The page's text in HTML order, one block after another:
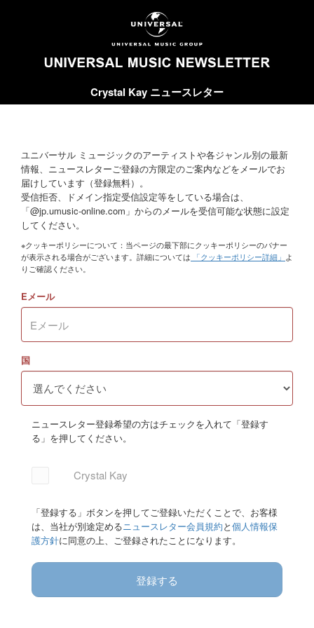
Crystal Kay ニュースレター
ユニバーサル ミュージックのアーティストや各ジャンル別の最新
情報、ニュースレターご登録の方限定のご案内などをメールでお
届けしています（登録無料）。
受信拒否、ドメイン指定受信設定等をしている場合は、
「@jp.umusic-online.com」からのメールを受信可能な状態に設定
してください。
※クッキーポリシーについて：当ページの最下部にクッキーポリシーのバナー
が表示される場合がございます。詳細については 「クッキーポリシー詳細」 よ
りご確認ください。
Eメール
国
ニュースレター登録希望の方はチェックを入れて「登録す
る」を押してください。
Crystal Kay
「登録する」ボタンを押してご登録いただくことで、お客様
は、当社が別途定めるニュースレター会員規約と個人情報保
護方針に同意の上、ご登録されたことになります。
登録する